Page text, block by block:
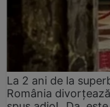
La 2 ani de la
România